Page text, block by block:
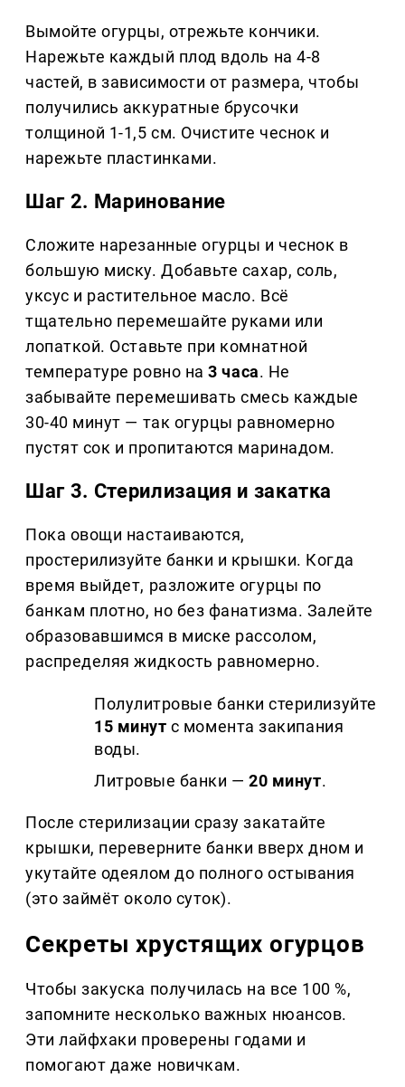
Вымойте огурцы, отрежьте кончики.
Нарежьте каждый плод вдоль на 4-8
частей, в зависимости от размера, чтобы
получились аккуратные брусочки
толщиной 1-1,5 см. Очистите чеснок и
нарежьте пластинками.
Шаг 2. Маринование
Сложите нарезанные огурцы и чеснок в
большую миску. Добавьте сахар, соль,
уксус и растительное масло. Всё
тщательно перемешайте руками или
лопаткой. Оставьте при комнатной
температуре ровно на3 часа. Не
забывайте перемешивать смесь каждые
30-40 минут — так огурцы равномерно
пустят сок и пропитаются маринадом.
Шаг 3. Стерилизация и закатка
Пока овощи настаиваются,
простерилизуйте банки и крышки. Когда
время выйдет, разложите огурцы по
банкам плотно, но без фанатизма. Залейте
образовавшимся в миске рассолом,
распределяя жидкость равномерно.
Полулитровые банки стерилизуйте
15 минут с момента закипания
воды.
Литровые банки —20 минут.
После стерилизации сразу закатайте
крышки, переверните банки вверх дном и
укутайте одеялом до полного остывания
(это займёт около суток).
Секреты хрустящих огурцов
Чтобы закуска получилась на все 100 %,
запомните несколько важных нюансов.
Эти лайфхаки проверены годами и
помогают даже новичкам.